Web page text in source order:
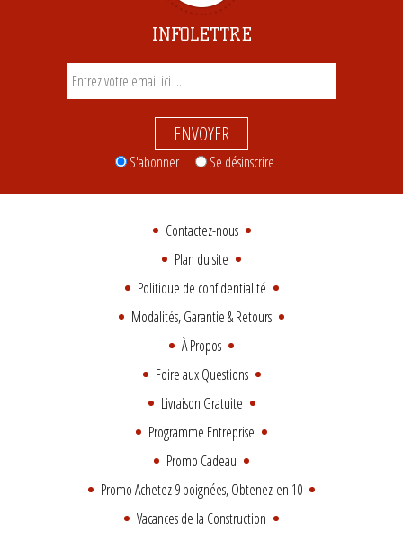
INFOLETTRE
ENVOYER
S'abonner Se désinscrire
Contactez-nous
Plan du site
Politique de confidentialité
Modalités, Garantie & Retours
À Propos
Foire aux Questions
Livraison Gratuite
Programme Entreprise
Promo Cadeau
Promo Achetez 9 poignées, Obtenez-en 10
Vacances de la Construction